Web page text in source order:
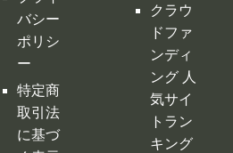
く表示
運営会
社
クラウ
ドファ
ンディ
ング代
行・コ
ンサル